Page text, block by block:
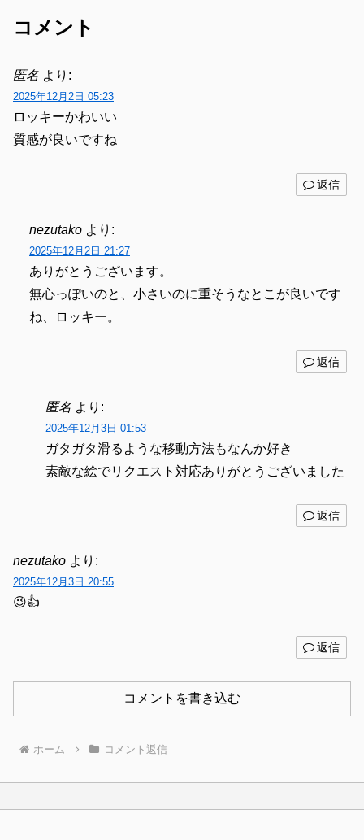
コメント
匿名 より:
2025年12月2日 05:23
ロッキーかわいい
質感が良いですね
返信
nezutako より:
2025年12月2日 21:27
ありがとうございます。
無心っぽいのと、小さいのに重そうなとこが良いです
ね、ロッキー。
返信
匿名 より:
2025年12月3日 01:53
ガタガタ滑るような移動方法もなんか好き
素敵な絵でリクエスト対応ありがとうございました
返信
nezutako より:
2025年12月3日 20:55
😉👍
返信
コメントを書き込む
ホーム コメント返信